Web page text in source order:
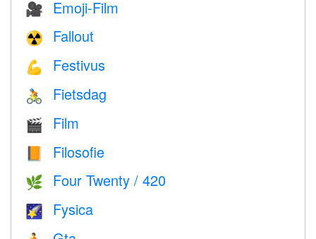
🎥 Emoji-Film
☢️ Fallout
💪 Festivus
🚴 Fietsdag
🎬 Film
📙 Filosofie
🌿 Four Twenty / 420
🌠 Fysica